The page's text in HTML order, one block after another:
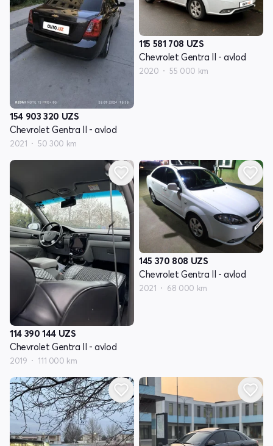
154 903 320 UZS
Chevrolet Gentra II - avlod
2021 50 300 km
115 581 708 UZS
Chevrolet Gentra II - avlod
2020 55 000 km
114 390 144 UZS
Chevrolet Gentra II - avlod
2019 111 000 km
145 370 808 UZS
Chevrolet Gentra II - avlod
2021 68 000 km